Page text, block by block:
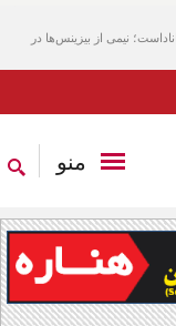
دلاری بیزینس‌های کاناداست؛ نیمی از بیزینس‌ها در
منو